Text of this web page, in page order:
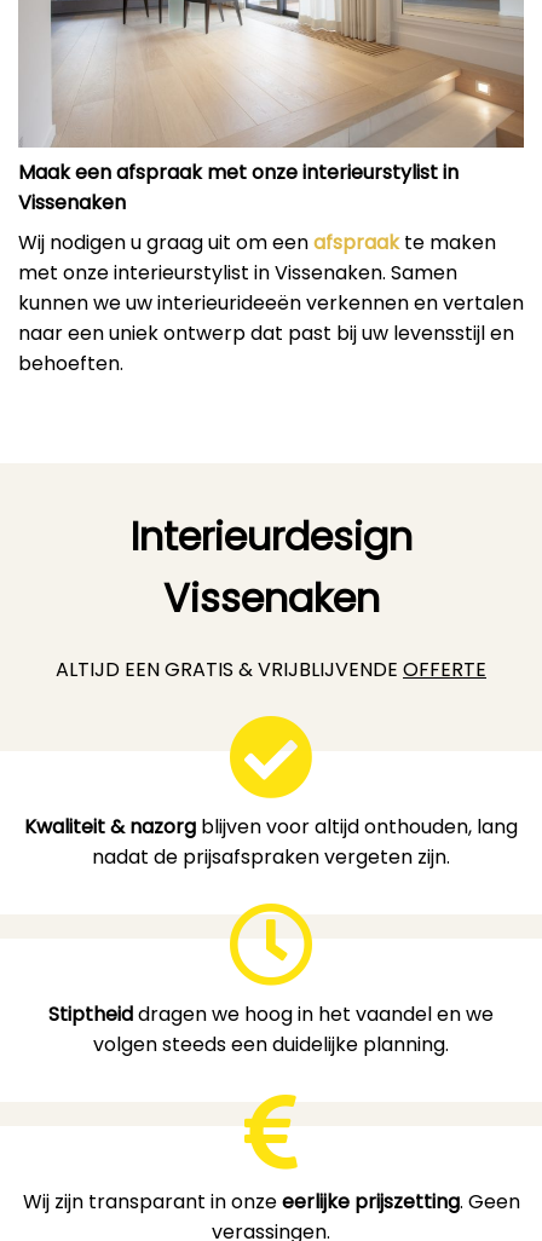
Maak een afspraak met onze interieurstylist in
Vissenaken
Wij nodigen u graag uit om eenafspraakte maken
met onze interieurstylist in Vissenaken. Samen
kunnen we uw interieurideeën verkennen en vertalen
naar een uniek ontwerp dat past bij uw levensstijl en
behoeften.
Interieurdesign
Vissenaken
ALTIJD EEN GRATIS & VRIJBLIJVENDE OFFERTE
Kwaliteit & nazorg blijven voor altijd onthouden, lang
nadat de prijsafspraken vergeten zijn.
Stiptheiddragen we hoog in het vaandel en we
volgen steeds een duidelijke planning.
Wij zijn transparant in onzeeerlijke prijszetting. Geen
verassingen.